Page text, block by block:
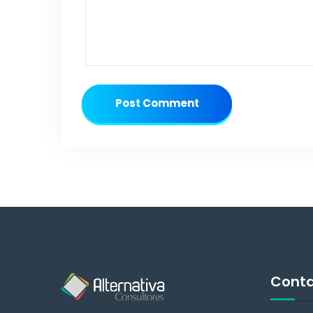
Post Comment